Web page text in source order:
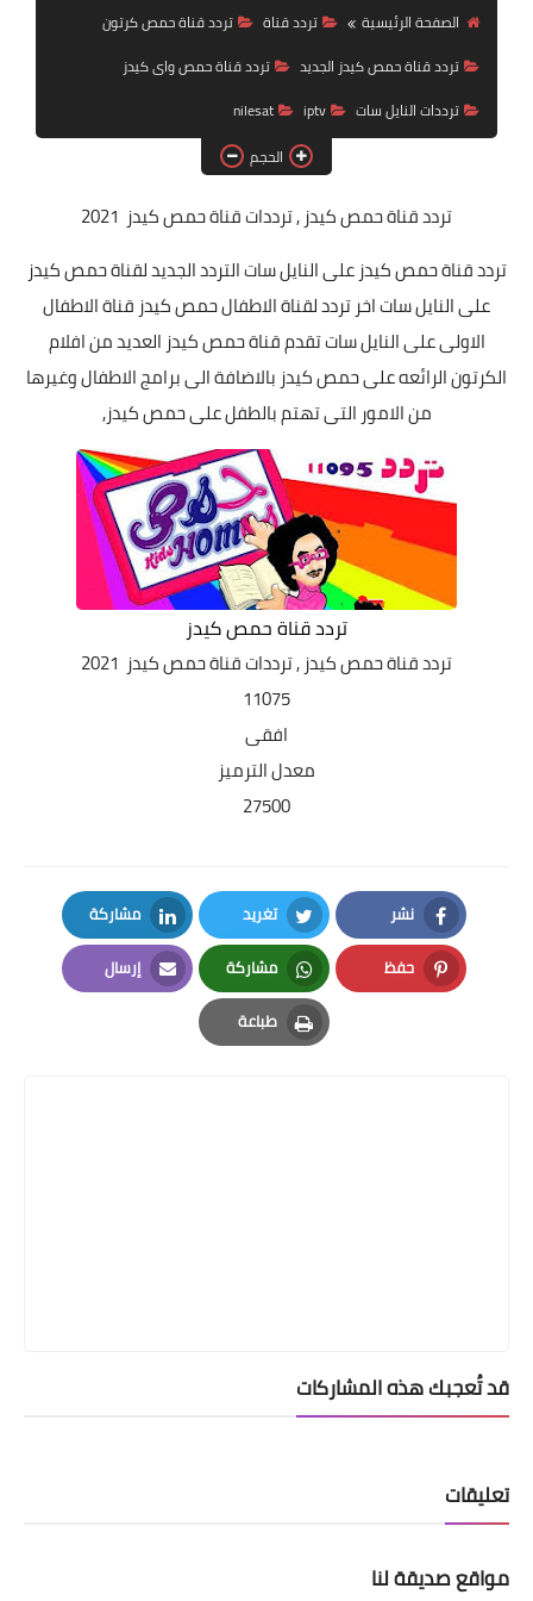
تردد قناة
nilesat
iptv
ترددات النايل سات
ترددات النايل سات
الصفحة الرئيسية
تردد قناة
تردد قناة حمص كرتون
تردد قناة حمص كيدز الجديد
تردد قناة حمص واى كيدز
ترددات النايل سات
iptv
nilesat
الحجم
تردد قناة حمص كيدز, ترددات قناة حمص كيدز 2021
تردد قناة حمص كيدز على النايل سات التردد الجديد لقناة حمص كيدز
على النايل سات اخر تردد لقناة الاطفال حمص كيدز قناة الاطفال
الاولى على النايل سات تقدم قناة حمص كيدز العديد من افلام
الكرتون الرائعه على حمص كيدز بالاضافة الى برامج الاطفال وغيرها
من الامور التى تهتم بالطفل على حمص كيدز,
تردد قناة حمص كيدز
تردد قناة حمص كيدز, ترددات قناة حمص كيدز 2021
11075
افقى
معدل الترميز
27500
نشر
Facebook
تغريد
Twitter
مشاركة
LinkedIn
حفظ
Pinterest
مشاركة
Whatsapp
إرسال
Email
طباعة
Print
قد تُعجبك هذه المشاركات
تعليقات
مواقع صديقة لنا